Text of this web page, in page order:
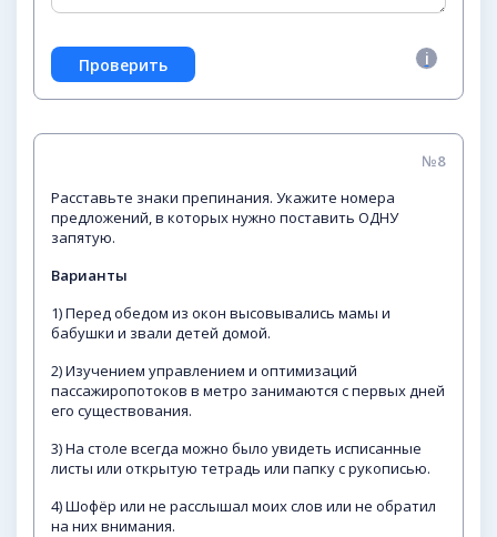
№8
Расставьте знаки препинания. Укажите номера
предложений, в которых нужно поставить ОДНУ
запятую.
Варианты
1) Перед обедом из окон высовывались мамы и
бабушки и звали детей домой.
2) Изучением управлением и оптимизаций
пассажиропотоков в метро занимаются с первых дней
его существования.
3) На столе всегда можно было увидеть исписанные
листы или открытую тетрадь или папку с рукописью.
4) Шофёр или не расслышал моих слов или не обратил
на них внимания.